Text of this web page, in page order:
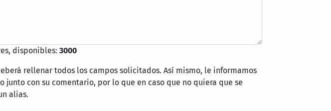
disponibles: 3000
rellenar todos los campos solicitados. Así mismo, le informamos
junto con su comentario, por lo que en caso que no quiera que se
alias.